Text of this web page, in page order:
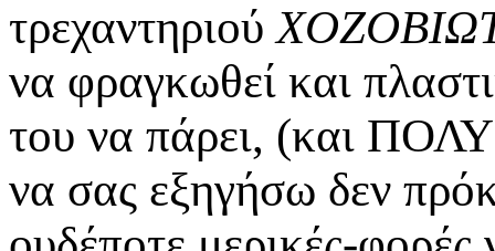
τρεχαντηριού
να φραγκωθεί και
του να πάρει, (και
να σας εξηγήσω δεν